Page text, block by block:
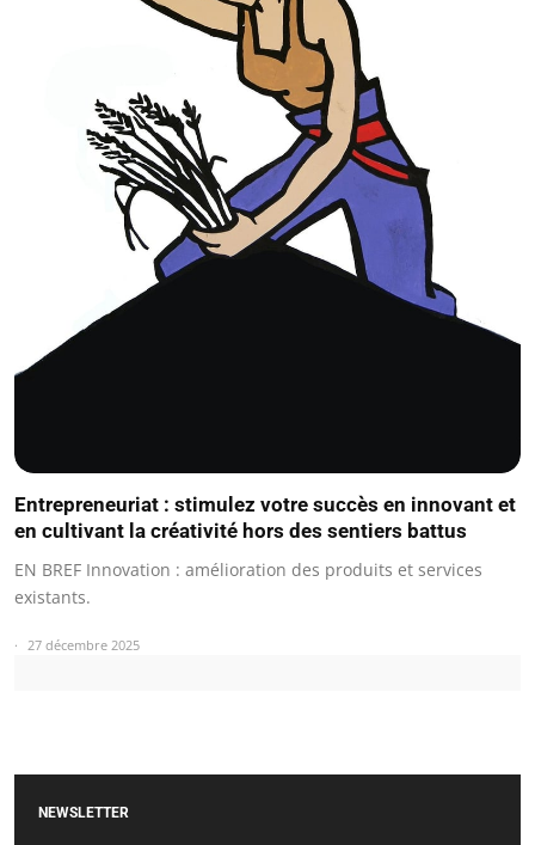
Entrepreneuriat : stimulez votre succès en innovant et
en cultivant la créativité hors des sentiers battus
EN BREF Innovation : amélioration des produits et services
existants.
27 décembre 2025
NEWSLETTER